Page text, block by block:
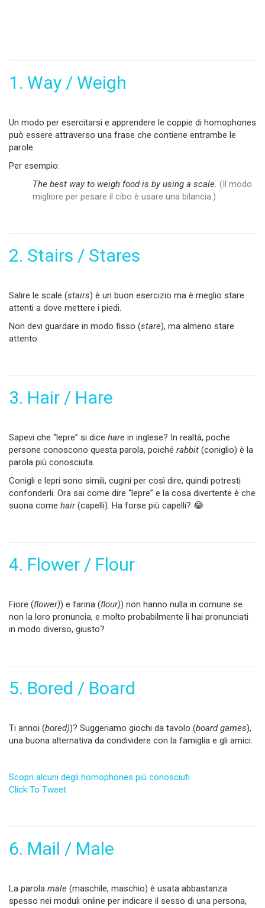
1. Way / Weigh
Un modo per esercitarsi e apprendere le coppie di homophones
può essere attraverso una frase che contiene entrambe le
parole.
Per esempio:
The best way to weigh food is by using a scale. (Il modo
migliore per pesare il cibo è usare una bilancia.)
2. Stairs / Stares
Salire le scale (stairs) è un buon esercizio ma è meglio stare
attenti a dove mettere i piedi.
Non devi guardare in modo fisso (stare), ma almeno stare
attento.
3. Hair / Hare
Sapevi che “lepre” si dice hare in inglese? In realtà, poche
persone conoscono questa parola, poiché rabbit (coniglio) è la
parola più conosciuta.
Conigli e lepri sono simili, cugini per così dire, quindi potresti
confonderli. Ora sai come dire “lepre” e la cosa divertente è che
suona come hair(capelli). Ha forse più capelli? 😂
4. Flower / Flour
Fiore (flower)) e farina (flour)) non hanno nulla in comune se
non la loro pronuncia, e molto probabilmente li hai pronunciati
in modo diverso, giusto?
5. Bored / Board
Ti annoi (bored))? Suggeriamo giochi da tavolo (board games),
una buona alternativa da condividere con la famiglia e gli amici.
Scopri alcuni degli homophones più conosciuti
Click To Tweet
6. Mail / Male
La parola male (maschile, maschio) è usata abbastanza
spesso nei moduli online per indicare il sesso di una persona,